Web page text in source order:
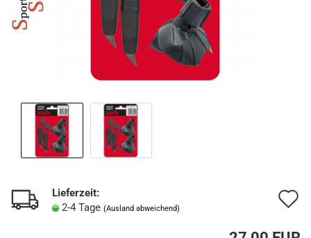
Lieferzeit:
2-4 Tage (Ausland abweichend)